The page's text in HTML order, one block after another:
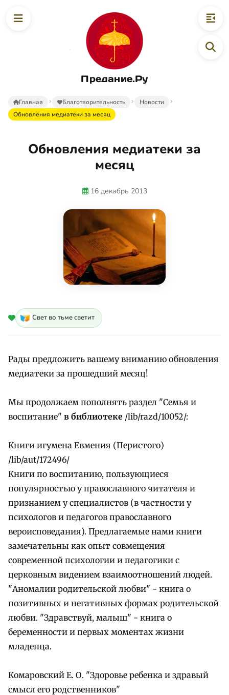
Предание.Ру
Главная Благотворительность
Новости
Обновления медиатеки за месяц
Обновления медиатеки за
месяц
16 декабрь 2013
Свет во тьме светит
Рады предложить вашему вниманию обновления
медиатеки за прошедший месяц!
Мы продолжаем пополнять раздел "Семья и
воспитание" в библиотеке /lib/razd/10052/:
Книги игумена Евмения (Перистого)
/lib/aut/172496/
Книги по воспитанию, пользующиеся
популярностью у православного читателя и
признанием у специалистов (в частности у
психологов и педагогов православного
вероисповедания). Предлагаемые нами книги
замечательны как опыт совмещения
современной психологии и педагогики с
церковным видением взаимоотношений людей.
"Аномалии родительской любви" - книга о
позитивных и негативных формах родительской
любви. "Здравствуй, малыш" - книга о
беременности и первых моментах жизни
младенца.
Комаровский Е. О. "Здоровье ребенка и здравый
смысл его родственников"